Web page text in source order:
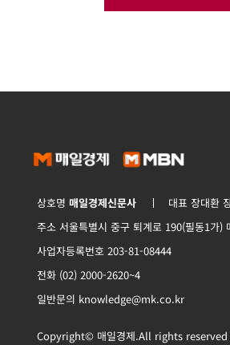
상호명매일경제신문사
대표 장대환
주소 서울특별시 중구 퇴계로 190(필동1가)
사업자등록번호 203-81-08444
전화 (02) 2000-2620~4
일반문의 knowledge@mk.co.kr
Copyright© 매일경제.All rights reserved